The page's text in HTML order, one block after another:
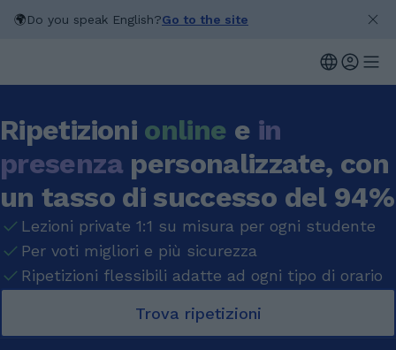
🌍Do you speak English?Go to the site
Ripetizioni online e in
presenzapersonalizzate, con
un tasso di successo del 94%
Lezioni private 1:1 su misura per ogni studente
Per voti migliori e più sicurezza
Ripetizioni flessibili adatte ad ogni tipo di orario
Trova ripetizioni